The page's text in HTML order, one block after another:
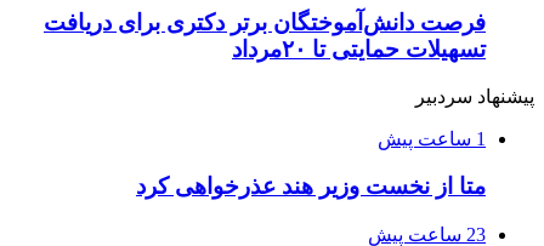
فرصت دانش‌آموختگان برتر دکتری‌ برای دریافت
تسهیلات حمایتی تا ۲۰مرداد
پیشنهاد سردبیر
1 ساعت پیش
متا از نخست وزیر هند عذرخواهی کرد
23 ساعت پیش